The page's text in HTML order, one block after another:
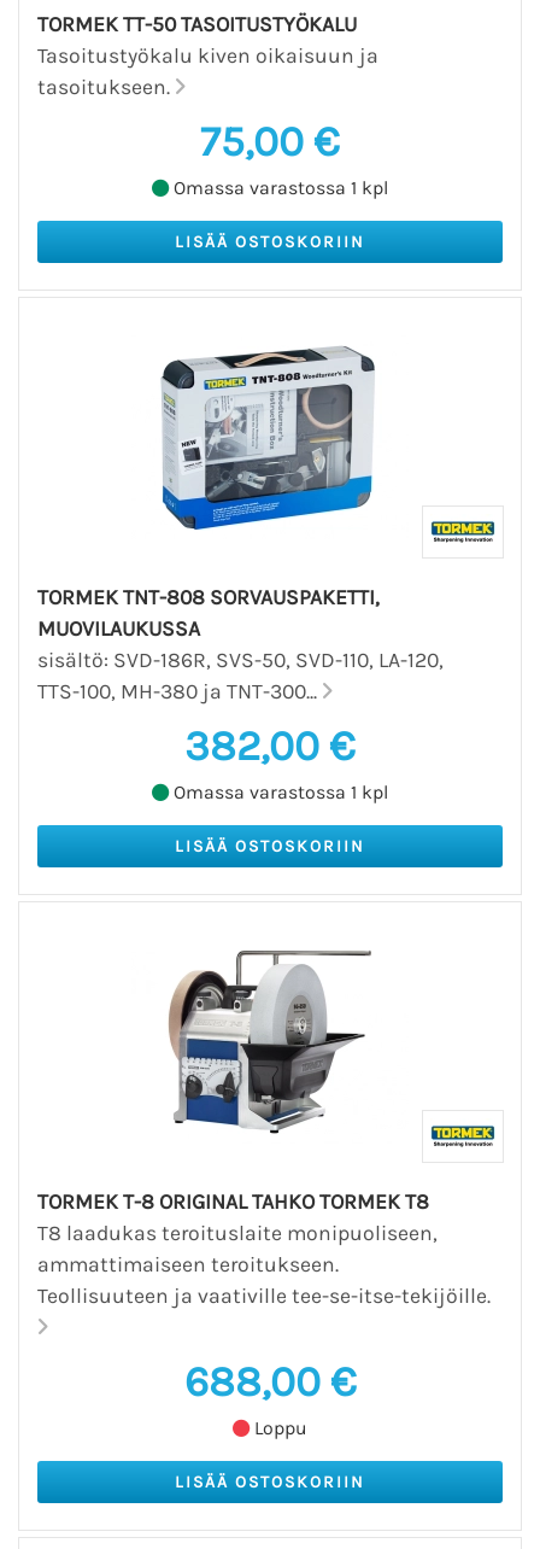
TORMEK TT-50 TASOITUSTYÖKALU
Tasoitustyökalu kiven oikaisuun ja
tasoitukseen.
75,00 €
Omassa varastossa 1 kpl
TORMEK TNT-808 SORVAUSPAKETTI,
MUOVILAUKUSSA
sisältö: SVD-186R, SVS-50, SVD-110, LA-120,
TTS-100, MH-380 ja TNT-300...
382,00 €
Omassa varastossa 1 kpl
TORMEK T-8 ORIGINAL TAHKO TORMEK T8
T8 laadukas teroituslaite monipuoliseen,
ammattimaiseen teroitukseen.
Teollisuuteen ja vaativille tee-se-itse-tekijöille.
688,00 €
Loppu